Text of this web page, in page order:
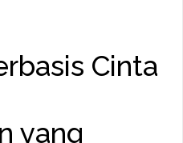
Cinta
yang